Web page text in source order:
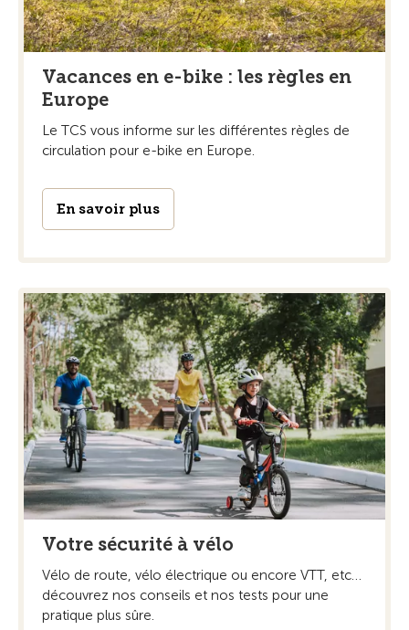
Vacances en e-bike : les règles en
Europe
Le TCS vous informe sur les différentes règles de
circulation pour e-bike en Europe.
En savoir plus
Votre sécurité à vélo
Vélo de route, vélo électrique ou encore VTT, etc…
découvrez nos conseils et nos tests pour une
pratique plus sûre.